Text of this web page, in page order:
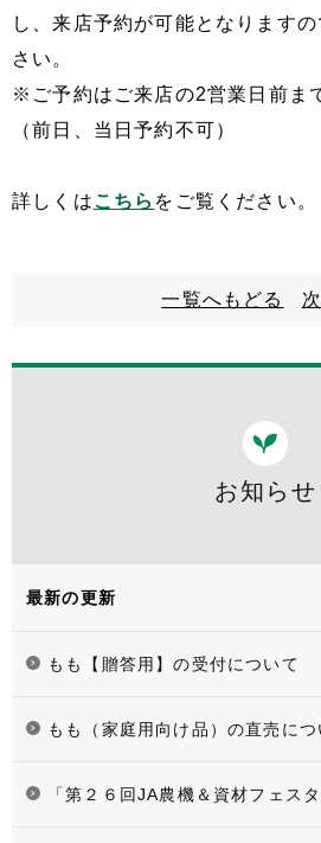
し、来店予約が可能となります
さい。
※ご予約はご来店の2営業日前ま
（前日、当日予約不可）
詳しくはこちら をご覧ください。
一覧へもどる
お知らせ
最新の更新
もも【贈答用】の受付について
もも（家庭用向け品）の直売につ
「第２６回JA農機＆資材フェス